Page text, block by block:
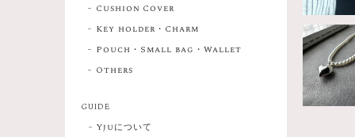
Cushion Cover
Key holder・Charm
Pouch・Small bag・Wallet
Others
GUIDE
Yjuについて